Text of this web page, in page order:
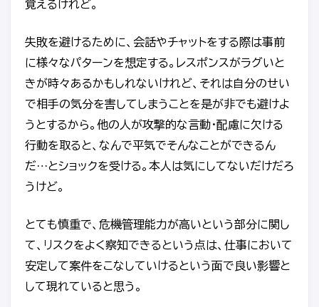
覚えるけれど。
失敗を避けるために、会話やチャットをする際は事前
に様々なパターンを想定する。レスポンスがラグいと
きが時々あるかもしれないけれど、それは自分のせい
で相手の気分を害してしまうことを是が非でも避けよ
うとするから。他の人が攻撃的な言動・配慮に欠ける
行動を取ると、なんで平気でそんなことができるん
だ…とショックを受ける。本人は気にしてないだけだろ
うけど。
とても慎重で、危機管理能力が高いという部分に関し
て、リスクをよく察知できるという点は、仕事において
安定して案件をこなしていけるという面で良い影響と
して現れていると思う。